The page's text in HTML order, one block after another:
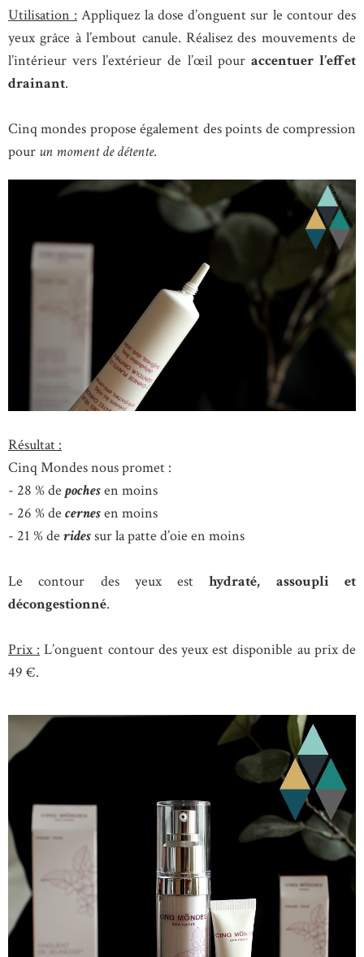
Utilisation : Appliquez la dose d’onguent sur le contour des
yeux grâce à l’embout canule. Réalisez des mouvements de
l’intérieur vers l’extérieur de l’œil pour accentuer l’effet
drainant.
Cinq mondes propose également des points de compression
pour un moment de détente.
Résultat :
Cinq Mondes nous promet :
- 28 % de pochesen moins
- 26 % de cernesen moins
- 21 % de ridessur la patte d’oie en moins
Le contour des yeux esthydraté, assoupli et
décongestionné.
Prix : L’onguent contour des yeux est disponible au prix de
49 €.